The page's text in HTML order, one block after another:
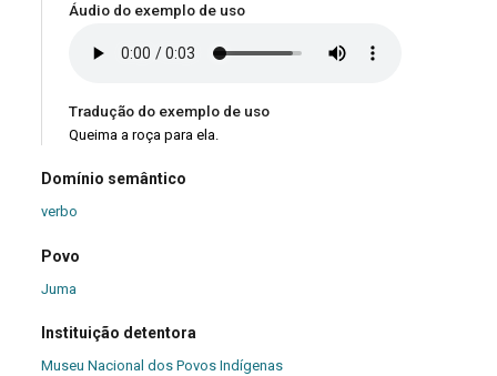
Áudio do exemplo de uso
Tradução do exemplo de uso
Queima a roça para ela.
Domínio semântico
verbo
Povo
Juma
Instituição detentora
Museu Nacional dos Povos Indígenas